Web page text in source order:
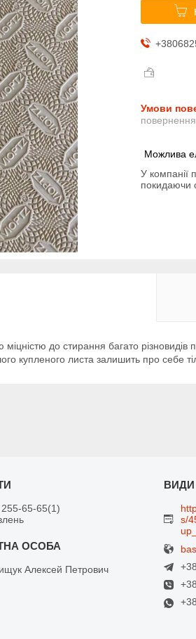
У компанії
покидаючи
до стирання багато різновидів
купленого листа залишить про себе
65-65 1
Алексей Петрович
s/